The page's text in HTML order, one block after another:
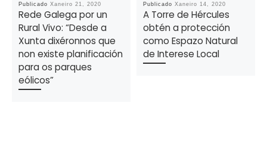
Publicado Xaneiro 21, 2020
Rede Galega por un
Rural Vivo: “Desde a
Xunta dixéronnos que
non existe planificación
para os parques
eólicos”
Publicado Xaneiro 14, 2020
A Torre de Hércules
obtén a protección
como Espazo Natural
de Interese Local